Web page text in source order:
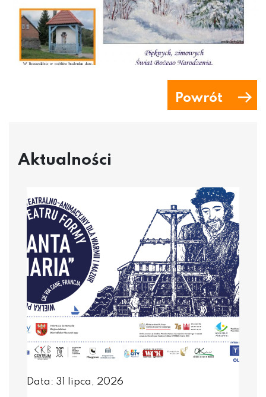
Powrót
Aktualności
Data: 31 lipca, 2026